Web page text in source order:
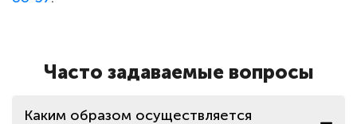
Часто задаваемые вопросы
Каким образом осуществляется